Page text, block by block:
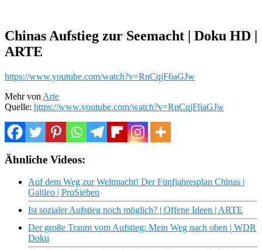
Chinas Aufstieg zur Seemacht | Doku HD |
ARTE
https://www.youtube.com/watch?v=RnCqjF6aGJw
Mehr von Arte
Quelle: https://www.youtube.com/watch?v=RnCqjF6aGJw
Ähnliche Videos:
Auf dem Weg zur Weltmacht! Der Fünfjahresplan Chinas |
Galileo | ProSieben
Ist sozialer Aufstieg noch möglich? | Offene Ideen | ARTE
Der große Traum vom Aufstieg: Mein Weg nach oben | WDR
Doku